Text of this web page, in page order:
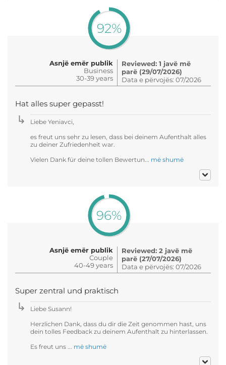
92%
Asnjë emër publik
Business
30-39 years
Reviewed: 1 javë më
parë (29/07/2026)
Data e përvojës: 07/2026
Hat alles super gepasst!
Liebe Yeniavci,
es freut uns sehr zu lesen, dass bei deinem Aufenthalt alles
zu deiner Zufriedenheit war.
Vielen Dank für deine tollen Bewertun... më shumë
96%
Asnjë emër publik
Couple
40-49 years
Reviewed: 2 javë më
parë (27/07/2026)
Data e përvojës: 07/2026
Super zentral und praktisch
Liebe Susann!
Herzlichen Dank, dass du dir die Zeit genommen hast, uns
dein tolles Feedback zu deinem Aufenthalt zu hinterlassen.
Es freut uns ... më shumë